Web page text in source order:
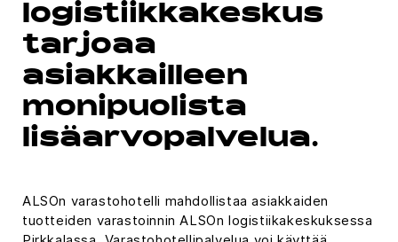
logistiikkakeskus
tarjoaa
asiakkailleen
monipuolista
lisäarvopalvelua.
ALSOn varastohotelli mahdollistaa asiakkaiden
tuotteiden varastoinnin ALSOn logistiikakeskuksessa